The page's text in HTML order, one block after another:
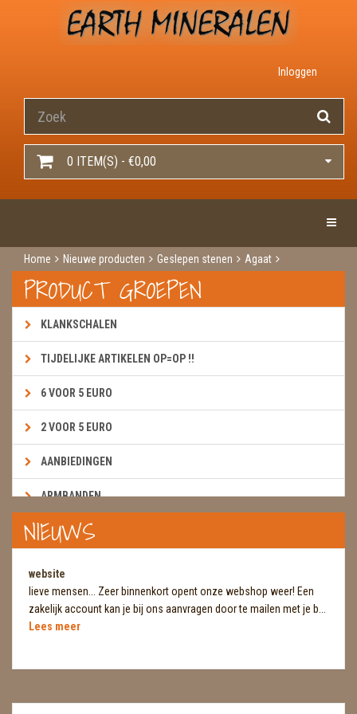
Inloggen
0 ITEM(S) - €0,00
Home Nieuwe producten Geslepen stenen
Agaat
Agaat einde staand roze
PRODUCT GROEPEN
KLANKSCHALEN
TIJDELIJKE ARTIKELEN OP=OP !!
6 VOOR 5 EURO
2 VOOR 5 EURO
AANBIEDINGEN
ARMBANDEN
BOEKEN & KAARTEN E.A.R.T.H.
BROEKZAKSTENEN
CADEAUBONNEN
DIERTJES
DIVERSE
NIEUWS
website
lieve mensen... Zeer binnenkort opent onze webshop weer! Een
zakelijk account kan je bij ons aanvragen door te mailen met je b...
Lees meer